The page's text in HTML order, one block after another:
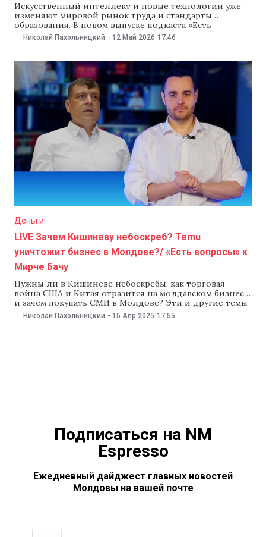
Искусственный интеллект и новые технологии уже
изменяют мировой рынок труда и стандарты
образования. В новом выпуске подкаста «Есть
вопросы» с Николаем Пахольницким говорим с
ректором Технического университета Молдовы
новым трендам, почему университеты
пересматривают модели обучения и какие навыки
будут действительно нужны через
Николай Пахольницкий - 12 Май 2026 17:46
Деньги
LIVE Зачем Кишиневу небоскреб? Temu
уничтожит бизнес в Молдове?/ «Есть вопросы» к
Мирче Бачу
Нужны ли в Кишиневе небоскребы, как торговая
война США и Китая отразится на молдавском бизнесе
и зачем покупать СМИ в Молдове? Эти и другие темы
обсудим с молдавским бизнесменом, СЕО группы
компаний Almigor (ритейл-сеть Bomba, торговые
Николай Пахольницкий - 15 Апр 2025 17:55
Подписаться на NM
Espresso
Ежедневный дайджест главных новостей
Молдовы на вашей почте